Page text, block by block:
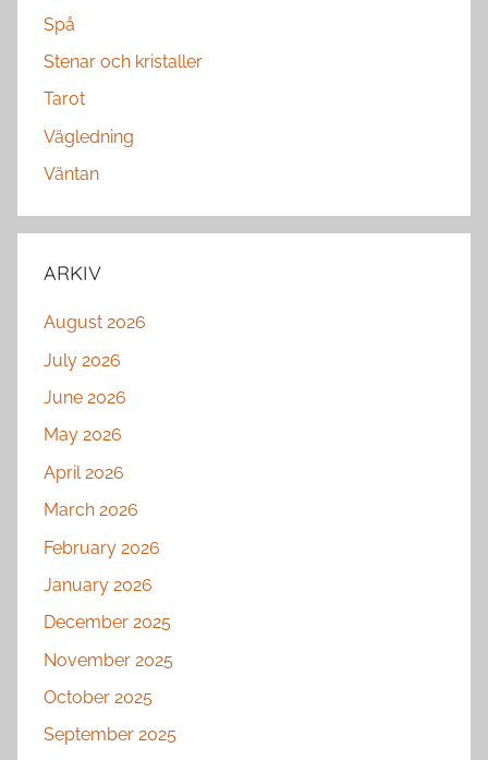
Spå
Stenar och kristaller
Tarot
Vägledning
Väntan
ARKIV
August 2026
July 2026
June 2026
May 2026
April 2026
March 2026
February 2026
January 2026
December 2025
November 2025
October 2025
September 2025